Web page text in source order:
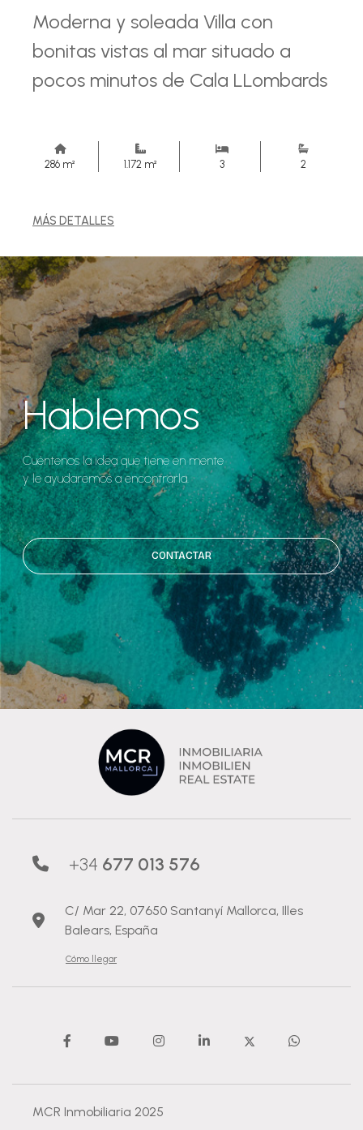
Moderna y soleada Villa con
bonitas vistas al mar situado a
pocos minutos de Cala LLombards
286 m² 1.172 m² 3 2
MÁS DETALLES
Hablemos
Cuéntenos la idea que tiene en mente
y le ayudaremos a encontrarla.
CONTACTAR
+34 677 013 576
C/ Mar 22, 07650 Santanyí Mallorca, Illes
Balears, España
Cómo llegar
MCR Inmobiliaria 2025